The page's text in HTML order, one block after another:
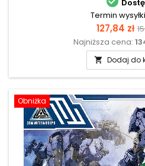
Termin wysyłki
Cena
127,84 zł
Najniższa cena:
 Dodaj do
Obniżka